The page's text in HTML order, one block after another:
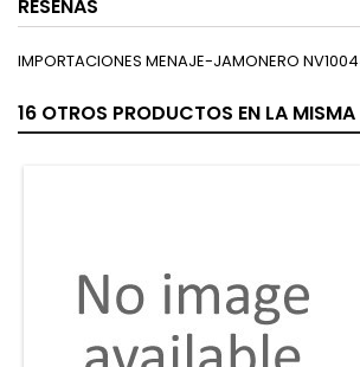
RESEÑAS
IMPORTACIONES MENAJE-JAMONERO
16 OTROS PRODUCTOS EN LA